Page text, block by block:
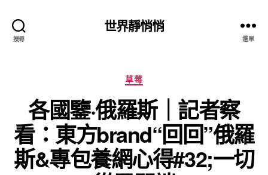
搜尋
世界靜悄悄
選單
分
類
草莓
各國鑒·俄羅斯｜記者察
看：東方brand“回回”俄羅
斯&專包養網心得#32;一切